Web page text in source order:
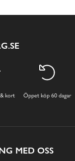
& kort Öppet köp 60 dagar
MED OSS